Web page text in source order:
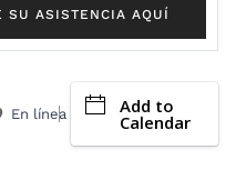
SU ASISTENCIA AQUÍ
En línea Add to
Calendar